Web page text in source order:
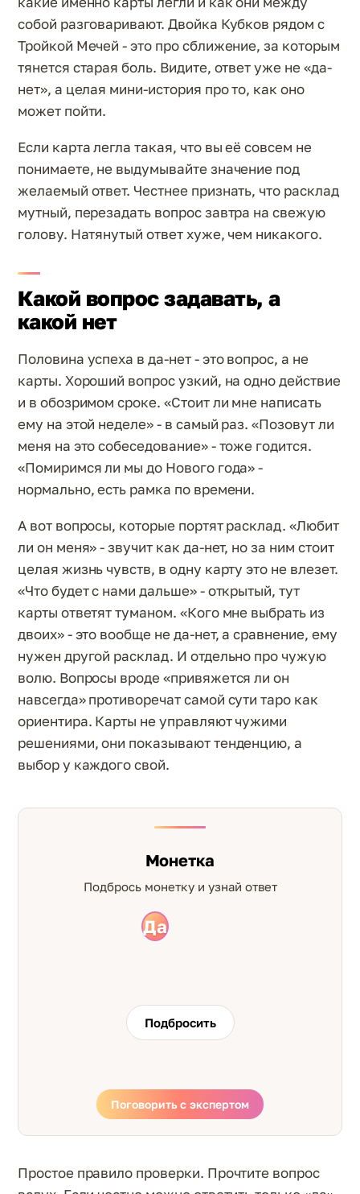
собой разговаривают. Двойка Кубков рядом с
Тройкой Мечей - это про сближение, за которым
тянется старая боль. Видите, ответ уже не «да-
нет», а целая мини-история про то, как оно
может пойти.
Если карта легла такая, что вы её совсем не
понимаете, не выдумывайте значение под
желаемый ответ. Честнее признать, что расклад
мутный, перезадать вопрос завтра на свежую
голову. Натянутый ответ хуже, чем никакого.
Какой вопрос задавать, а
какой нет
Половина успеха в да-нет - это вопрос, а не
карты. Хороший вопрос узкий, на одно действие
и в обозримом сроке. «Стоит ли мне написать
ему на этой неделе» - в самый раз. «Позовут ли
меня на это собеседование» - тоже годится.
«Помиримся ли мы до Нового года» -
нормально, есть рамка по времени.
А вот вопросы, которые портят расклад. «Любит
ли он меня» - звучит как да-нет, но за ним стоит
целая жизнь чувств, в одну карту это не влезет.
«Что будет с нами дальше» - открытый, тут
карты ответят туманом. «Кого мне выбрать из
двоих» - это вообще не да-нет, а сравнение, ему
нужен другой расклад. И отдельно про чужую
волю. Вопросы вроде «привяжется ли он
навсегда» противоречат самой сути таро как
ориентира. Карты не управляют чужими
решениями, они показывают тенденцию, а
выбор у каждого свой.
Монетка
Подбрось монетку и узнай ответ
Да
Нет
Подбросить
Поговорить с экспертом
Простое правило проверки. Прочтите вопрос